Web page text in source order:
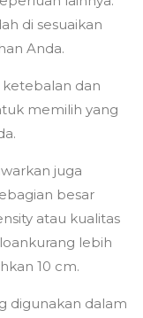
di sesuaikan
Anda.
ketebalan dan
memilih yang
juga
besar
atau kualitas
lebih
10 cm.
digunakan dalam